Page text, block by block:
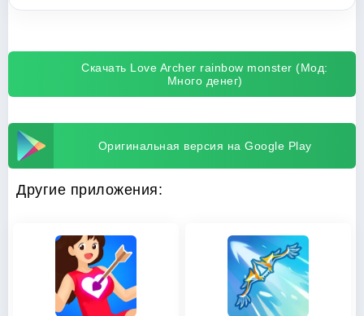
Скачать Love Archer rainbow monster (Мод:
Много денег)
Оригинальная версия на Google Play
Другие приложения: